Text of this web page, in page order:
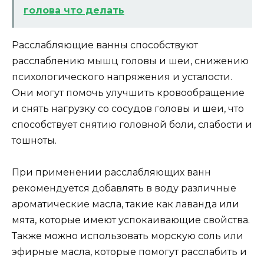
голова что делать
Расслабляющие ванны способствуют
расслаблению мышц головы и шеи, снижению
психологического напряжения и усталости.
Они могут помочь улучшить кровообращение
и снять нагрузку со сосудов головы и шеи, что
способствует снятию головной боли, слабости и
тошноты.
При применении расслабляющих ванн
рекомендуется добавлять в воду различные
ароматические масла, такие как лаванда или
мята, которые имеют успокаивающие свойства.
Также можно использовать морскую соль или
эфирные масла, которые помогут расслабить и